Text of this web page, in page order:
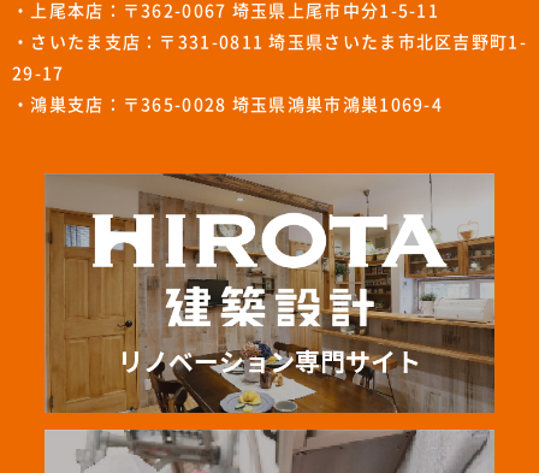
・上尾本店：〒362-0067 埼玉県上尾市中分1-5-11
・さいたま支店：〒331-0811 埼玉県さいたま市北区吉野町1-
29-17
・鴻巣支店：〒365-0028 埼玉県鴻巣市鴻巣1069-4